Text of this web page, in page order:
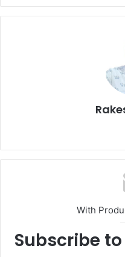
With
Subscribe